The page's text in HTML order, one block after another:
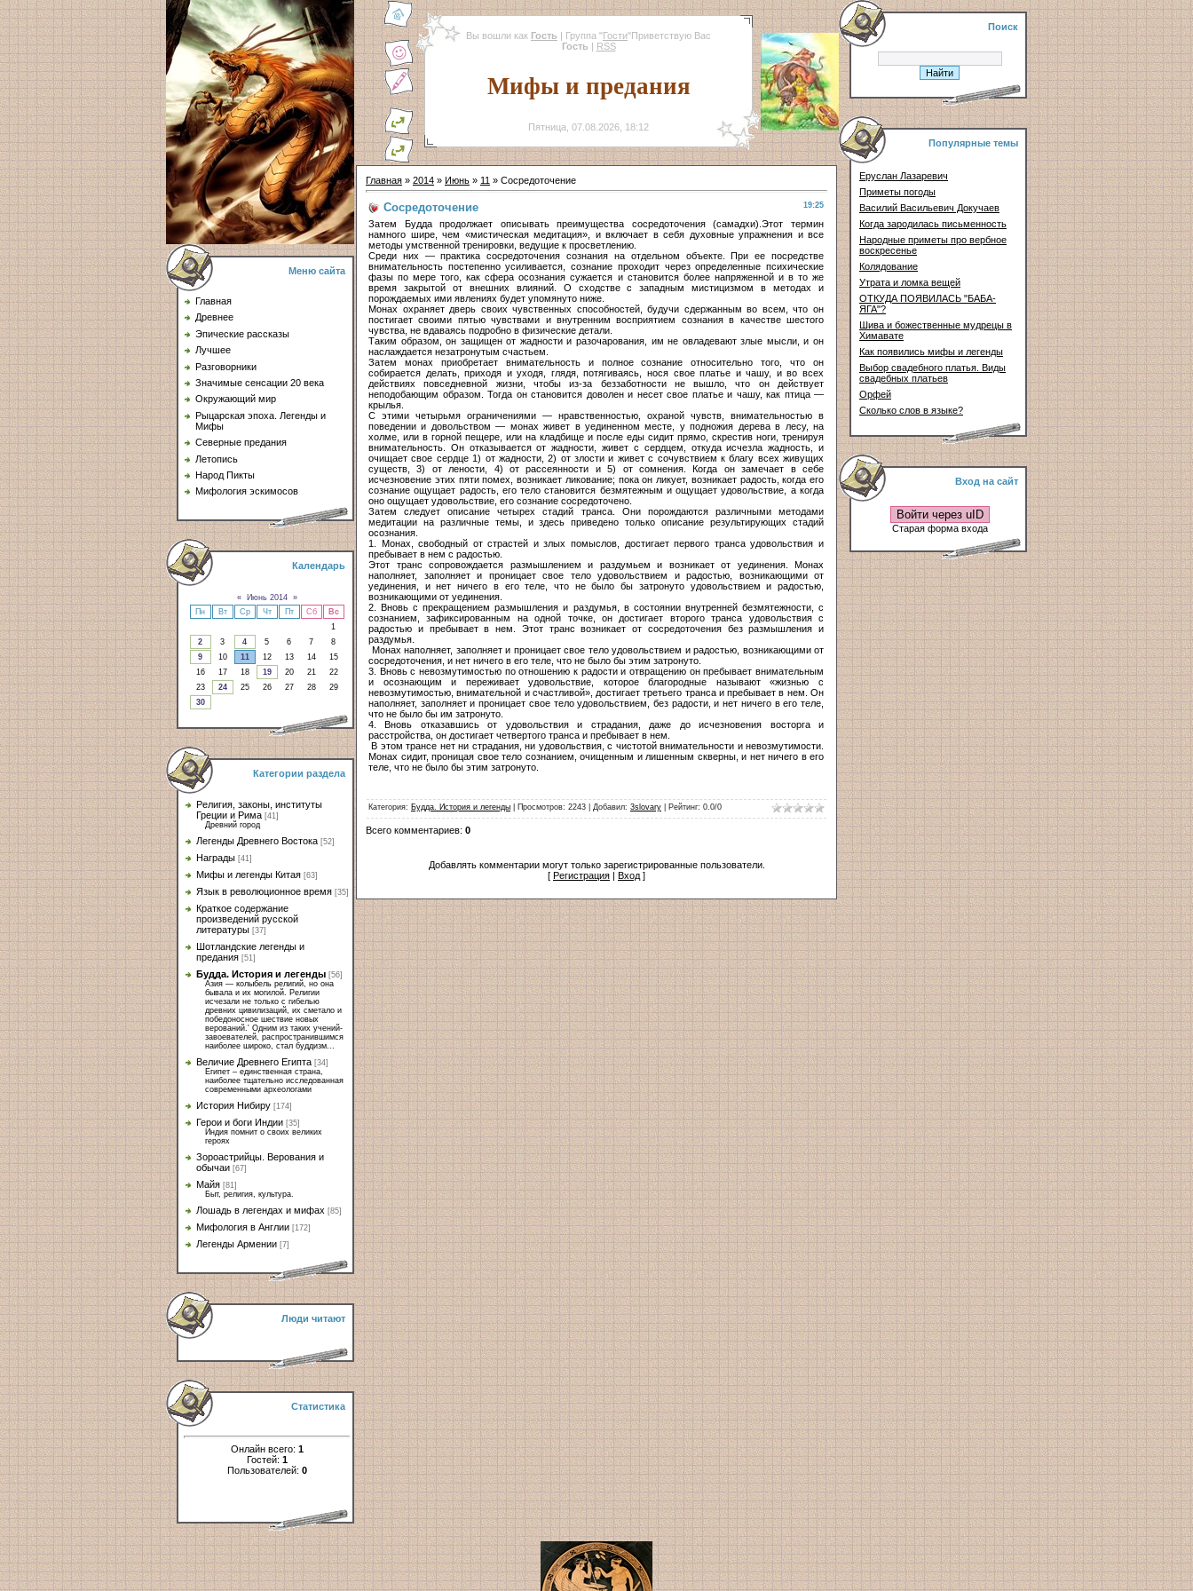
Меню сайта
Главная
Древнее
Эпические рассказы
Лучшее
Разговорники
Значимые сенсации 20 века
Окружающий мир
Рыцарская эпоха. Легенды и
Мифы
Северные предания
Летопись
Народ Пикты
Мифология эскимосов
Календарь
« Июнь 2014
»
Пн
Вт Ср Чт Пт Сб
Вс
1
2
3 4 5 6 7
8
9
10 11 12 13 14
15
16
17 18 19 20 21
22
23
24 25 26 27 28
29
30
Категории раздела
Религия, законы, институты
Греции и Рима [41]
Древний город
Легенды Древнего Востока [52]
Награды [41]
Мифы и легенды Китая [63]
Язык в революционное время [35]
Краткое содержание
произведений русской
литературы [37]
Шотландские легенды и
предания [51]
Будда. История и легенды [56]
Азия — колыбель религий, но она
бывала и их могилой. Религии
исчезали не только с гибелью
древних цивилизаций, их сметало и
победоносное шествие новых
верований.' Одним из таких учений-
завоевателей, распространившимся
наиболее широко, стал буддизм...
Величие Древнего Египта [34]
Египет – единственная страна,
наиболее тщательно исследованная
современными археологами
История Нибиру [174]
Герои и боги Индии [35]
Индия помнит о своих великих
героях
Зороастрийцы. Верования и
обычаи [67]
Майя [81]
Быт, религия, культура.
Лошадь в легендах и мифах [85]
Мифология в Англии [172]
Легенды Армении [7]
Люди читают
Статистика
Онлайн всего: 1
Гостей: 1
Пользователей: 0
Вы вошли как Гость | Группа "Гости"Приветствую Вас
Гость | RSS
Мифы и предания
Пятница, 07.08.2026, 18:12
Главная » 2014 » Июнь » 11 » Сосредоточение
19:25
Сосредоточение
Затем Будда продолжает описывать преимущества сосредоточения (самадхи).Этот термин
намного шире, чем «мистическая медитация», и включает в себя духовные упражнения и все
методы умственной тренировки, ведущие к просветлению.
Среди них — практика сосредоточения сознания на отдельном объекте. При ее посредстве
внимательность постепенно усиливается, сознание проходит через определенные психические
фазы по мере того, как сфера осознания сужается и становится более напряженной и в то же
время закрытой от внешних влияний. О сходстве с западным мистицизмом в методах и
порождаемых ими явлениях будет упомянуто ниже.
Монах охраняет дверь своих чувственных способностей, будучи сдержанным во всем, что он
постигает своими пятью чувствами и внутренним восприятием сознания в качестве шестого
чувства, не вдаваясь подробно в физические детали.
Таким образом, он защищен от жадности и разочарования, им не овладевают злые мысли, и он
наслаждается незатронутым счастьем.
Затем монах приобретает внимательность и полное сознание относительно того, что он
собирается делать, приходя и уходя, глядя, потягиваясь, нося свое платье и чашу, и во всех
действиях повседневной жизни, чтобы из-за беззаботности не вышло, что он действует
неподобающим образом. Тогда он становится доволен и несет свое платье и чашу, как птица —
крылья.
С этими четырьмя ограничениями — нравственностью, охраной чувств, внимательностью в
поведении и довольством — монах живет в уединенном месте, у подножия дерева в лесу, на
холме, или в горной пещере, или на кладбище и после еды сидит прямо, скрестив ноги, тренируя
внимательность. Он отказывается от жадности, живет с сердцем, откуда исчезла жадность, и
очищает свое сердце 1) от жадности, 2) от злости и живет с сочувствием к благу всех живущих
существ, 3) от лености, 4) от рассеянности и 5) от сомнения. Когда он замечает в себе
исчезновение этих пяти помех, возникает ликование; пока он ликует, возникает радость, когда его
сознание ощущает радость, его тело становится безмятежным и ощущает удовольствие, а когда
оно ощущает удовольствие, его сознание сосредоточено.
Затем следует описание четырех стадий транса. Они порождаются различными методами
медитации на различные темы, и здесь приведено только описание результирующих стадий
осознания.
1. Монах, свободный от страстей и злых помыслов, достигает первого транса удовольствия и
пребывает в нем с радостью.
Этот транс сопровождается размышлением и раздумьем и возникает от уединения. Монах
наполняет, заполняет и проницает свое тело удовольствием и радостью, возникающими от
уединения, и нет ничего в его теле, что не было бы затронуто удовольствием и радостью,
возникающими от уединения.
2. Вновь с прекращением размышления и раздумья, в состоянии внутренней безмятежности, с
сознанием, зафиксированным на одной точке, он достигает второго транса удовольствия с
радостью и пребывает в нем. Этот транс возникает от сосредоточения без размышления и
раздумья.
Монах наполняет, заполняет и проницает свое тело удовольствием и радостью, возникающими от
сосредоточения, и нет ничего в его теле, что не было бы этим затронуто.
3. Вновь с невозмутимостью по отношению к радости и отвращению он пребывает внимательным
и осознающим и переживает удовольствие, которое благородные называют «жизнью с
невозмутимостью, внимательной и счастливой», достигает третьего транса и пребывает в нем. Он
наполняет, заполняет и проницает свое тело удовольствием, без радости, и нет ничего в его теле,
что не было бы им затронуто.
4. Вновь отказавшись от удовольствия и страдания, даже до исчезновения восторга и
расстройства, он достигает четвертого транса и пребывает в нем.
В этом трансе нет ни страдания, ни удовольствия, с чистотой внимательности и невозмутимости.
Монах сидит, проницая свое тело сознанием, очищенным и лишенным скверны, и нет ничего в его
теле, что не было бы этим затронуто.
Категория: Будда. История и легенды Просмотров: 2243 Добавил: 3slovary Рейтинг: 0.0/0
Всего комментариев: 0
Добавлять комментарии могут только зарегистрированные пользователи.
[ Регистрация | Вход ]
Поиск
Популярные темы
Еруслан Лазаревич
Приметы погоды
Василий Васильевич Докучаев
Когда зародилась письменность
Народные приметы про вербное
воскресенье
Колядование
Утрата и ломка вещей
ОТКУДА ПОЯВИЛАСЬ "БАБА-
ЯГА"?
Шива и божественные мудрецы в
Химавате
Как появились мифы и легенды
Выбор свадебного платья. Виды
свадебных платьев
Орфей
Сколько слов в языке?
Вход на сайт
Войти через uID
Старая форма входа